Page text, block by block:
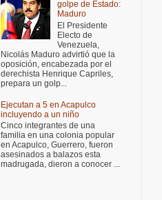
golpe de Estado:
Maduro
El Presidente
Electo de
Venezuela,
Nicolás Maduro advirtió que la
oposición, encabezada por el
derechista Henrique Capriles,
prepara un golp...
Ejecutan a 5 en Acapulco
incluyendo a un niño
Cinco integrantes de una
familia en una colonia popular
en Acapulco, Guerrero, fueron
asesinados a balazos esta
madrugada, dieron a conocer ...